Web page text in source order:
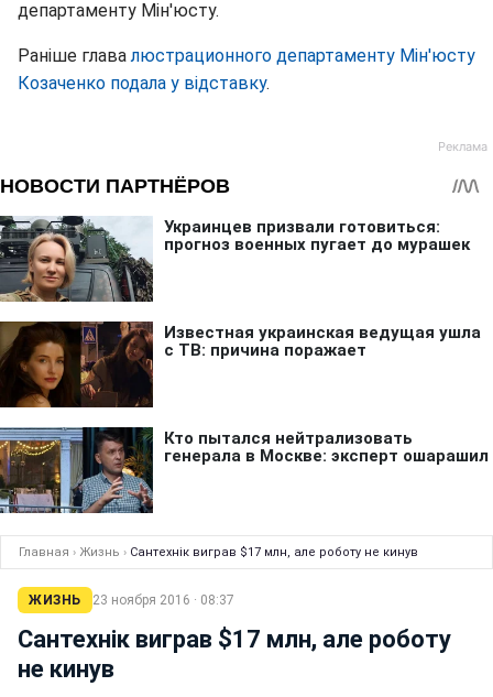
департаменту Мін'юсту.
Раніше главалюстрационного департаменту Мін'юсту
Козаченко подала у відставку.
Главная › Жизнь › Сантехнік виграв $17 млн, але роботу не кинув
ЖИЗНЬ 23 ноября 2016 · 08:37
Сантехнік виграв $17 млн, але роботу
не кинув